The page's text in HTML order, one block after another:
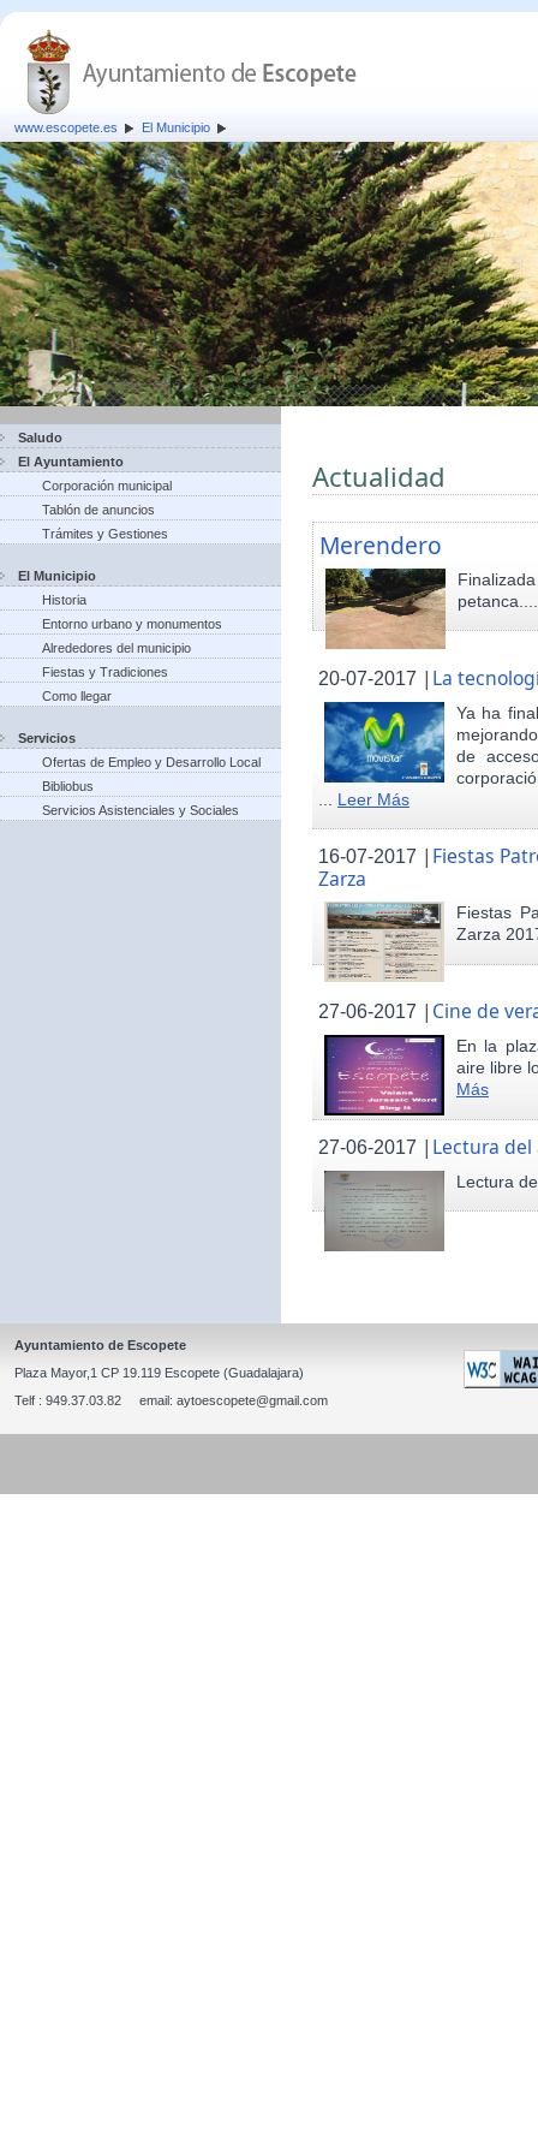
www.escopete.es El Municipio
Saludo
El Ayuntamiento
Corporación municipal
Tablón de anuncios
Trámites y Gestiones
El Municipio
Historia
Entorno urbano y monumentos
Alrededores del municipio
Fiestas y Tradiciones
Como llegar
Servicios
Ofertas de Empleo y Desarrollo Local
Bibliobus
Servicios Asistenciales y Sociales
Actualidad
Merendero
20-07-2017 | La
Ya ha
de
Leer Más
16-07-2017 | Fiestas
Zarza
Fiestas
Zarza
27-06-2017 | Cine de
En la
aire libre
Más
27-06-2017 | Lectura del
Lectura
Ayuntamiento de Escopete
Plaza Mayor,1 CP 19.119 Escopete (Guadalajara)
Telf : 949.37.03.82 email: aytoescopete@gmail.com